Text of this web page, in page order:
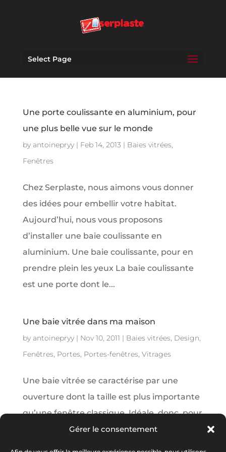
Gérer le consentement
Select Page
Une porte coulissante en aluminium, pour
une plus belle vue sur le monde
by antoinepryy| Feb 14, 2013 | Baies vitrées,
Fenêtres
Chez Serplaste, nous aimons vous donner
des idées pour embellir votre habitat.
Aujourd’hui, nous vous proposons
d’installer une baie coulissante en
aluminium. Une baie coulissante, pour en
prendre plein les yeux La baie coulissante
est une porte dont le...
Une baie vitrée dans ma maison
by antoinepryy| Nov 10, 2011 | Baies vitrées, Design,
Fenêtres, Portes, Portes-fenêtres, Vitrages
Une baie vitrée se caractérise par une
ouverture dont la taille est plus importante
qu’une fenêtre classique. Idéale, donc, pour
apporter de la lumière à une pièce ou pour